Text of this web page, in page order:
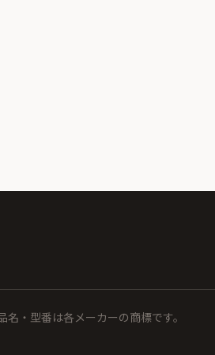
・型番は各メーカーの商標です。